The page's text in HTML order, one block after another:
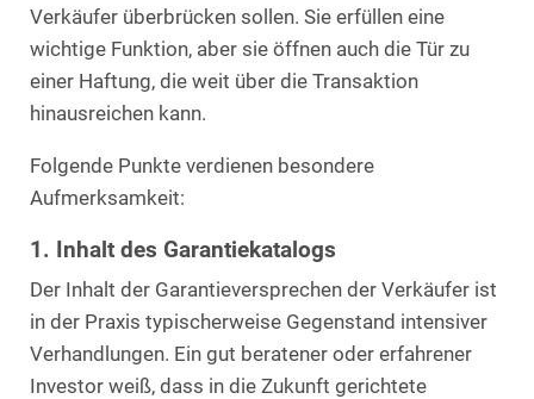
Verkäufer überbrücken sollen. Sie erfüllen eine
wichtige Funktion, aber sie öffnen auch die Tür zu
einer Haftung, die weit über die Transaktion
hinausreichen kann.
Folgende Punkte verdienen besondere
Aufmerksamkeit:
1. Inhalt des Garantiekatalogs
Der Inhalt der Garantieversprechen der Verkäufer ist
in der Praxis typischerweise Gegenstand intensiver
Verhandlungen. Ein gut beratener oder erfahrener
Investor weiß, dass in die Zukunft gerichtete